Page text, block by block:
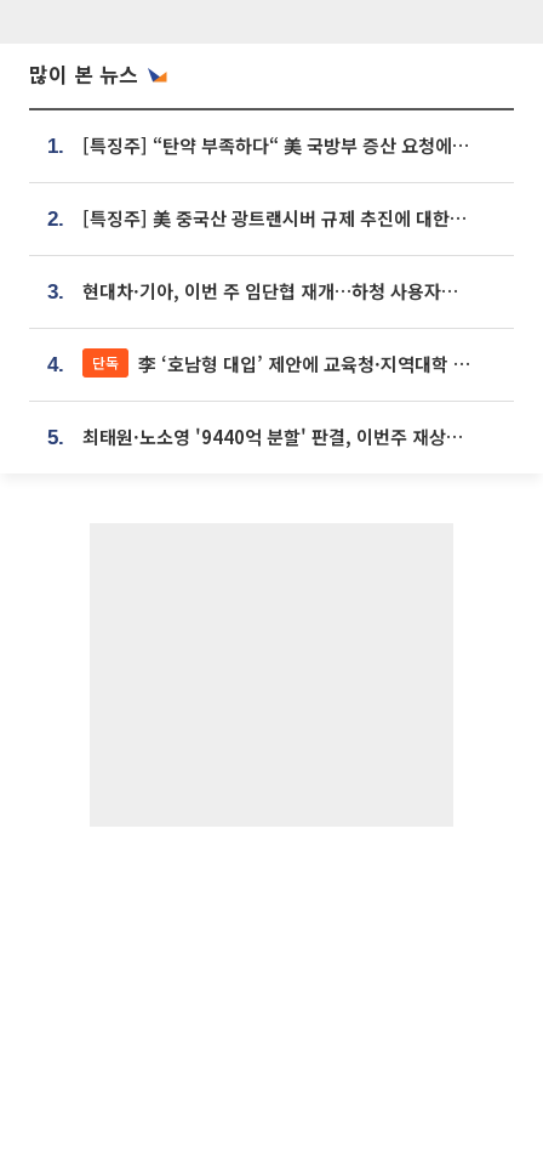
많이 본 뉴스
1. [특징주] “탄약 부족하다“ 美 국방부 증산 요청에⋯국내 방산주 급등세
2. [특징주] 美 중국산 광트랜시버 규제 추진에 대한광통신 등 광통신株 강세
3. 현대차·기아, 이번 주 임단협 재개…하청 사용자성 재심도 ‘변수’
4. 단독 李 ‘호남형 대입’ 제안에 교육청·지역대학 서·논술형 입시 연계 '착수'
5. 최태원·노소영 '9440억 분할' 판결, 이번주 재상고 여부 주목